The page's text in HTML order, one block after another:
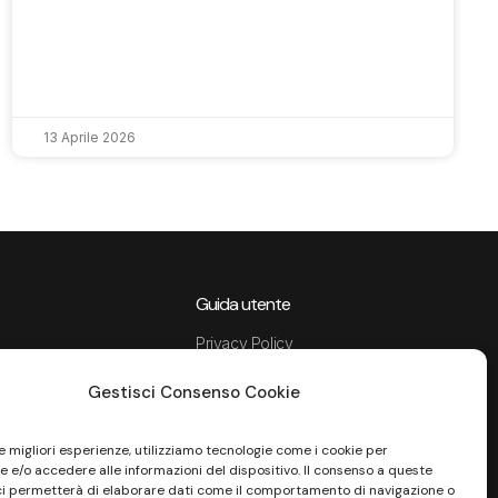
Gestisci Consenso Cookie
migliori esperienze, utilizziamo tecnologie come i cookie per
e/o accedere alle informazioni del dispositivo. Il consenso a queste
permetterà di elaborare dati come il comportamento di navigazione o
13 Aprile 2026
Guida utente
Privacy Policy
Termini e condizioni di servizio
Informativa Privacy Recruiting
Cookie Policy